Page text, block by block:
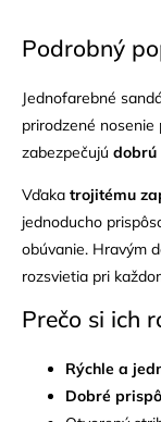
Podrobný
Jednofarebné
prirodzené
zabezpečujú dobrú
Vďaka trojitému
jednoducho
obúvanie. Hravým
rozsvietia pri
Prečo si ich
Rýchle a
Dobré